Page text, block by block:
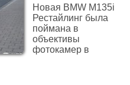
Новая BMW M135i
Рестайлинг была
поймана в
объективы
фотокамер в